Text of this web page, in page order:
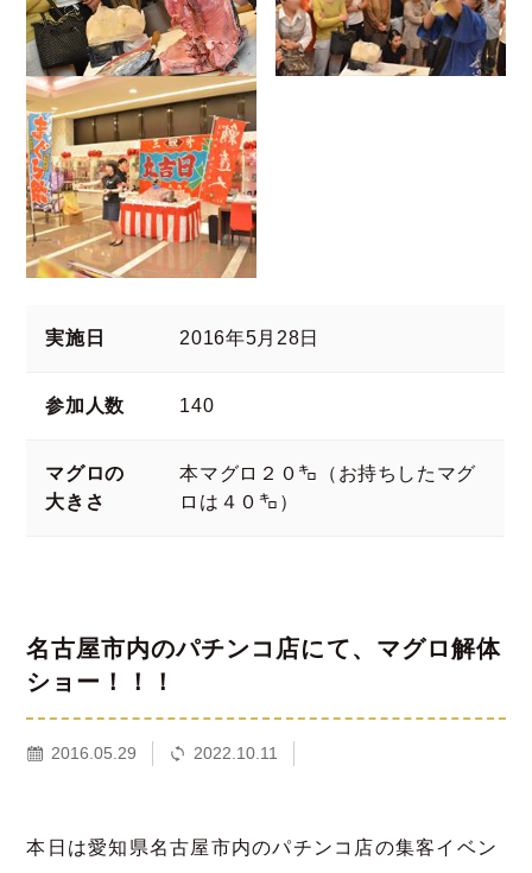
実施日 2016年5月28日
参加人数 140
マグロの
大きさ
本マグロ２０㌔（お持ちしたマグ
ロは４０㌔）
名古屋市内のパチンコ店にて、マグロ解体
ショー！！！
2016.05.29 2022.10.11
本日は愛知県名古屋市内のパチンコ店の集客イベン